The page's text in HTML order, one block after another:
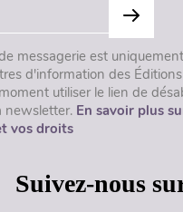
messagerie est
d'information des Éditions
utiliser le lien de
newsletter. En savoir plus
vos droits
Suivez-nous